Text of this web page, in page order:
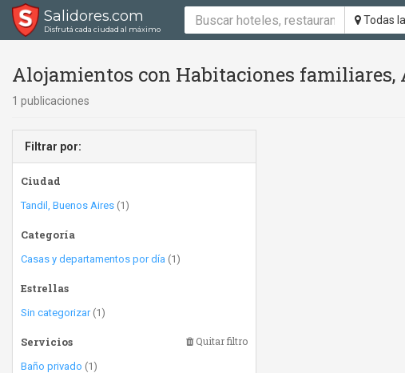
Salidores.com
Disfrutá cada ciudad al máximo
Todas
Alojamientos con Habitaciones familiares,
1 publicaciones
Filtrar por:
Ciudad
Tandil, Buenos Aires (1)
Categoría
Casas y departamentos por día (1)
Estrellas
Sin categorizar(1)
Servicios Quitar filtro
Baño privado (1)